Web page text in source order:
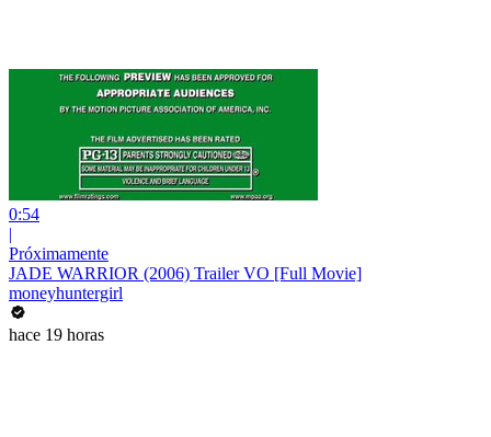
0:54
|
Próximamente
JADE WARRIOR (2006) Trailer VO [Full Movie]
moneyhuntergirl
hace 19 horas